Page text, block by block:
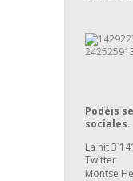
Podéis
sociales.
La nit
Twitter
Montse